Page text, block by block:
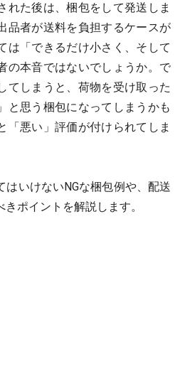
れた後は、梱包をして発送しま
品者が送料を負担するケースが
は「できるだけ小さく、そして
の本音ではないでしょうか。で
てしまうと、荷物を受け取った
と思う梱包になってしまうかも
「悪い」評価が付けられてしま
はいけないNGな梱包例や、配送
ポイントを解説します。